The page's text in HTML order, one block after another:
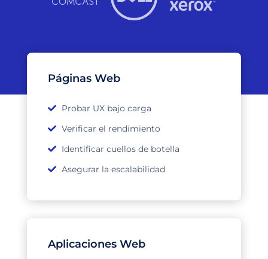
Páginas Web
Probar UX bajo carga
Verificar el rendimiento
Identificar cuellos de botella
Asegurar la escalabilidad
Aplicaciones Web